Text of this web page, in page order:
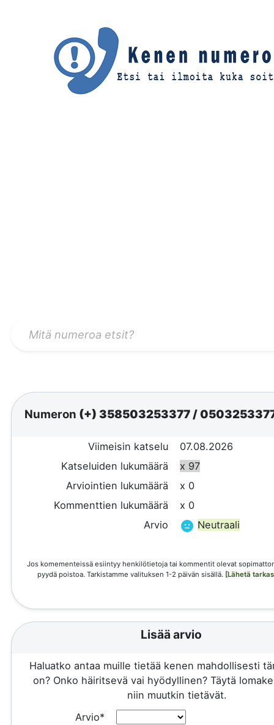
Numeron (+) 358503253377/
Viimeisin katselu
07.08.2026
Katseluiden lukumäärä
x 97
Arviointien lukumäärä
x 0
Kommenttien lukumäärä
x 0
Arvio
Neutraali
Jos komementeissä esiintyy henkilötietoja tai kommentit olevat
pyydä poistoa. Tarkistamme valituksen 1-2 päivän sisällä. [Lähetä
Lisää arvio
Haluatko antaa muille tietää kenen mahdollisesti
on? Onko häiritsevä vai hyödyllinen? Täytä
niin muutkin tietävät.
Arvio*